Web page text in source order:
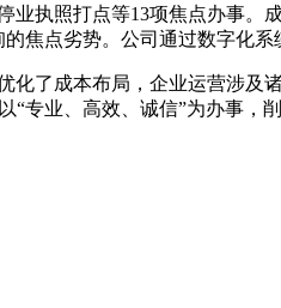
执照打点等13项焦点办事。
焦点劣势。公司通过数字化系
了成本布局，企业运营涉及
专业、高效、诚信”为办事，削